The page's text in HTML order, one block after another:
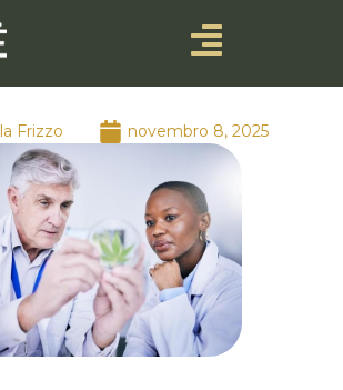
Frizzo novembro 8, 2025